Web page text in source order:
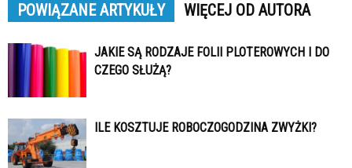
POWIĄZANE ARTYKUŁY WIĘCEJ OD AUTORA
JAKIE SĄ RODZAJE FOLII PLOTEROWYCH I DO
CZEGO SŁUŻĄ?
ILE KOSZTUJE ROBOCZOGODZINA ZWYŻKI?